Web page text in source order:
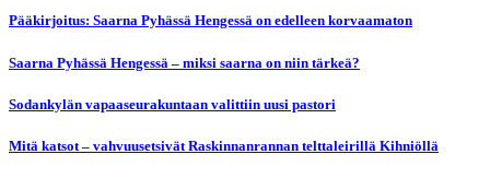
Pääkirjoitus: Saarna Pyhässä Hengessä on edelleen korvaamaton
Saarna Pyhässä Hengessä – miksi saarna on niin tärkeä?
Sodankylän vapaaseurakuntaan valittiin uusi pastori
Mitä katsot – vahvuusetsivät Raskinnanrannan telttaleirillä Kihniöllä